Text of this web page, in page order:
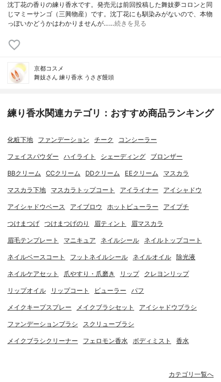
沈丁花の香りの練り香水です。発売元は前回投稿した舞妓夢コロンと同
じマミーサンゴ（三興物産）です。沈丁花にも馴染みがないので、本物
っぽいかどうかはわかりませんが……続きを見る
京都コスメ
舞妓さん 練り香水 うさぎ饅頭
練り香水関連カテゴリ：おすすめ商品ランキング
化粧下地 ファンデーション チーク コンシーラー
フェイスパウダー ハイライト シェーディング ブロンザー
BBクリーム CCクリーム DDクリーム EEクリーム マスカラ
マスカラ下地 マスカラトップコート アイライナー アイシャドウ
アイシャドウベース アイブロウ ホットビューラー アイプチ
つけまつげ つけまつげのり 眉ティント 眉マスカラ
眉毛テンプレート マニキュア ネイルシール ネイルトップコート
ネイルベースコート フットネイルシール ネイルオイル 除光液
ネイルケアセット 爪やすり・爪磨き リップ クレヨンリップ
リップオイル リップコート ビューラー パフ
メイクキープスプレー メイクブラシセット アイシャドウブラシ
ファンデーションブラシ スクリューブラシ
メイクブラシクリーナー フェロモン香水 ボディミスト 香水
カテゴリ一覧へ